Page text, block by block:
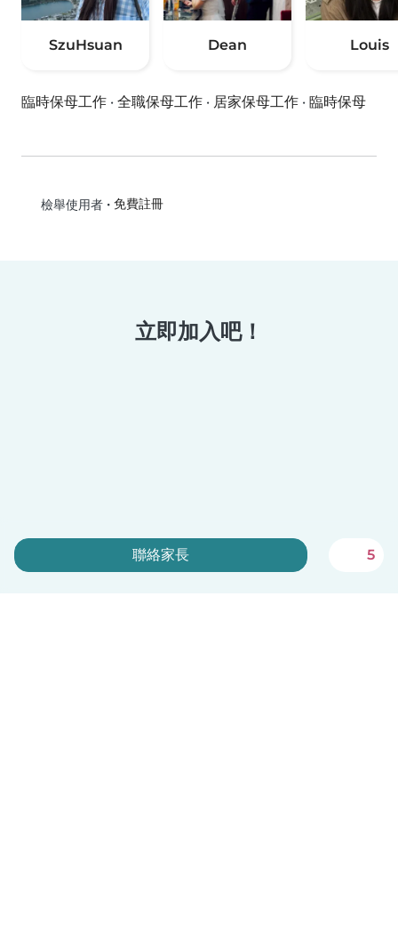
SzuHsuan Dean Louis
臨時保母工作 · 全職保母工作 · 居家保母工作 · 臨時保母
檢舉使用者• 免費註冊
立即加入吧！
聯絡家長 5